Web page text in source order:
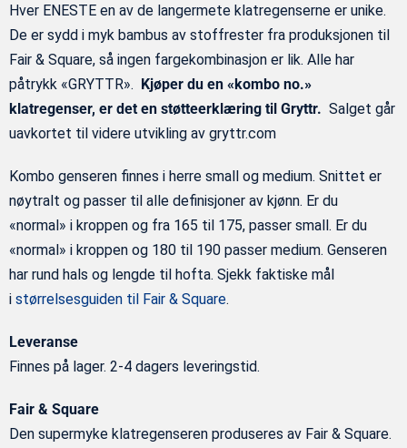
Hver ENESTE en av de langermete klatregenserne er unike.
De er sydd i myk bambus av stoffrester fra produksjonen til
Fair & Square, så ingen fargekombinasjon er lik. Alle har
påtrykk «GRYTTR». Kjøper du en «kombo no.»
klatregenser, er det en støtteerklæring til Gryttr. Salget går
uavkortet til videre utvikling av gryttr.com
Kombo genseren finnes i herre small og medium. Snittet er
nøytralt og passer til alle definisjoner av kjønn. Er du
«normal» i kroppen og fra 165 til 175, passer small. Er du
«normal» i kroppen og 180 til 190 passer medium. Genseren
har rund hals og lengde til hofta. Sjekk faktiske mål
i størrelsesguiden til Fair & Square.
Leveranse
Finnes på lager. 2-4 dagers leveringstid.
Fair & Square
Den supermyke klatregenseren produseres av Fair & Square.